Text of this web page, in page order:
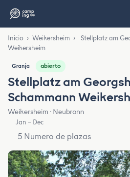
Inicio › Weikersheim ›
Stellplatz am
Weikersheim
Granja abierto
Stellplatz am
Schammann
Weikersheim · Neubronn
Jan – Dec
5 Numero de plazas